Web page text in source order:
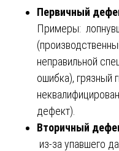
Первичный
Примеры:
неправильной
ошибка), грязный
дефект).
Вторичный
из-за упавшего